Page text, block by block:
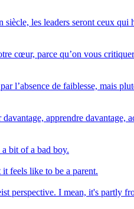
les leaders seront ceux qui
cœur, parce qu’on vous
l’absence de faiblesse, mais
apprendre davantage,
bit of a bad boy.
feels like to be a parent.
perspective. I mean, it's partly